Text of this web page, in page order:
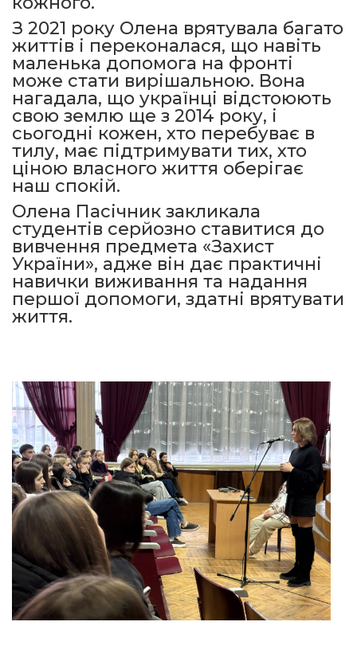
З 2021 року Олена врятувала багато
життів і переконалася, що навіть
маленька допомога на фронті
може стати вирішальною. Вона
нагадала, що українці відстоюють
свою землю ще з 2014 року, і
сьогодні кожен, хто перебуває в
тилу, має підтримувати тих, хто
ціною власного життя оберігає
наш спокій.
Олена Пасічник закликала
студентів серйозно ставитися до
вивчення предмета «Захист
України», адже він дає практичні
навички виживання та надання
першої допомоги, здатні врятувати
життя.